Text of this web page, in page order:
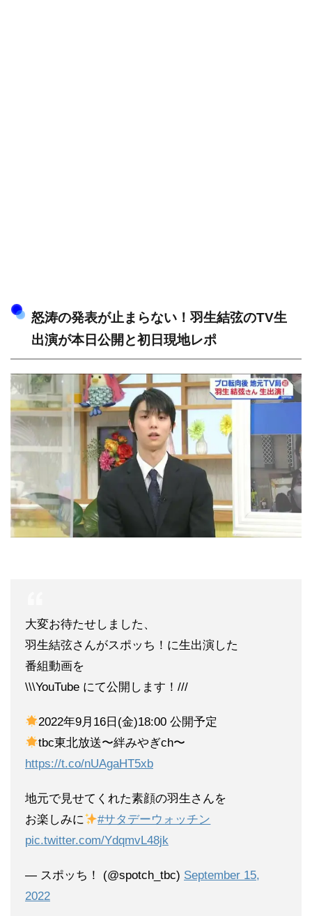
怒涛の発表が止まらない！羽生結弦のTV生
出演が本日公開と初日現地レポ
大変お待たせしました、
羽生結弦さんがスポッち！に生出演した
番組動画を
\\\YouTube にて公開します！///
2022年9月16日(金)18:00 公開予定
tbc東北放送〜絆みやぎch〜
https://t.co/nUAgaHT5xb
地元で見せてくれた素顔の羽生さんを
お楽しみに
#サタデーウォッチン
pic.twitter.com/YdqmvL48jk
— スポッち！ (@spotch_tbc) September 15,
2022